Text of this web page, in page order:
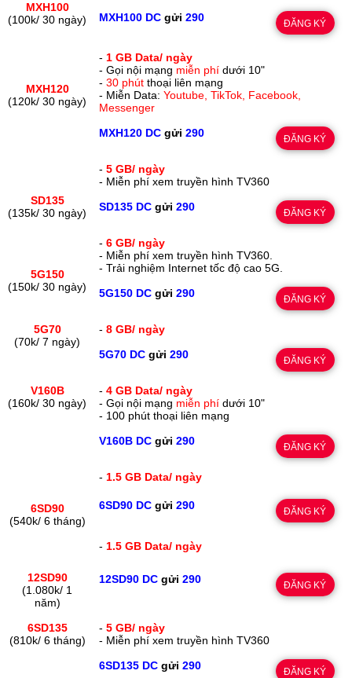
MXH100
(100k/ 30 ngày)
MXH100 DCgửi 290 ĐĂNG KÝ
MXH120
(120k/ 30 ngày)
- 1 GB Data/ ngày
- Gọi nội mạng miễn phídưới 10"
-30 phút thoại liên mạng
- Miễn Data:Youtube, TikTok, Facebook,
Messenger
MXH120 DCgửi 290 ĐĂNG KÝ
SD135
(135k/ 30 ngày)
-5 GB/ ngày
- Miễn phí xem truyền hình TV360
SD135 DCgửi 290 ĐĂNG KÝ
5G150
(150k/ 30 ngày)
-6 GB/ ngày
- Miễn phí xem truyền hình TV360.
- Trải nghiệm Internet tốc độ cao 5G.
5G150 DCgửi 290 ĐĂNG KÝ
5G70
(70k/ 7 ngày)
-8 GB/ ngày
5G70 DCgửi 290 ĐĂNG KÝ
V160B
(160k/ 30 ngày)
-4 GB Data/ ngày
- Gọi nội mạng miễn phídưới 10"
- 100 phút thoại liên mạng
V160B DCgửi 290 ĐĂNG KÝ
6SD90
(540k/ 6 tháng)
- 1.5 GB Data/ ngày
6SD90 DCgửi 290 ĐĂNG KÝ
12SD90
(1.080k/ 1
năm)
- 1.5 GB Data/ ngày
12SD90 DCgửi 290 ĐĂNG KÝ
6SD135
(810k/ 6 tháng)
-5 GB/ ngày
- Miễn phí xem truyền hình TV360
6SD135 DCgửi 290 ĐĂNG KÝ